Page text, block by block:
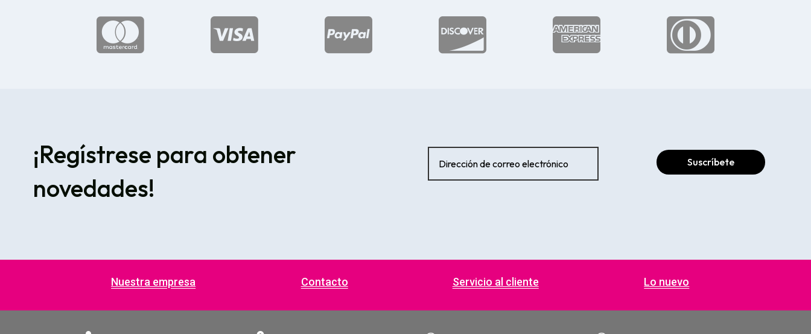
     
¡Regístrese para obtener
novedades!
Suscríbete
Nuestra empresa Contacto Servicio al cliente Lo nuevo